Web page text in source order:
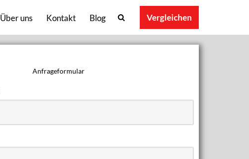
Über uns Kontakt Blog Vergleichen
Anfrageformular